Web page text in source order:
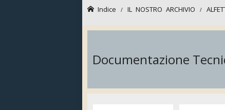
Indice IL NOSTRO ARCHIVIO
Documentazione